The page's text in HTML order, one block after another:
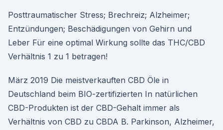
Posttraumatischer Stress; Brechreiz; Alzheimer;
Entzündungen; Beschädigungen von Gehirn und
Leber Für eine optimal Wirkung sollte das THC/CBD
Verhältnis 1 zu 1 betragen!
März 2019 Die meistverkauften CBD Öle in
Deutschland beim BIO-zertifizierten In natürlichen
CBD-Produkten ist der CBD-Gehalt immer als
Verhältnis von CBD zu CBDA B. Parkinson, Alzheimer,